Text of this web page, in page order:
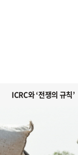
ICRC와 ‘전쟁의 규칙’